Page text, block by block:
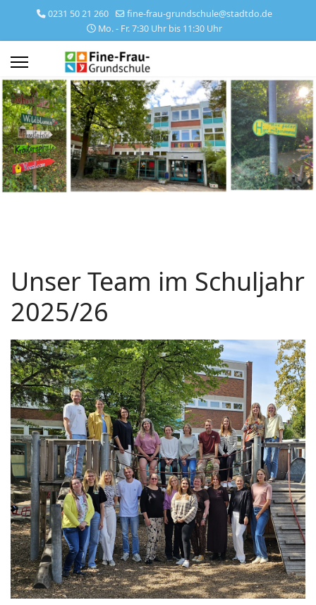
0231 50 21 260
fine-frau-grundschule@stadtdo.de
Mo. - Fr. 7:30 Uhr bis 11:30 Uhr
Unser Team im Schuljahr
2025/26